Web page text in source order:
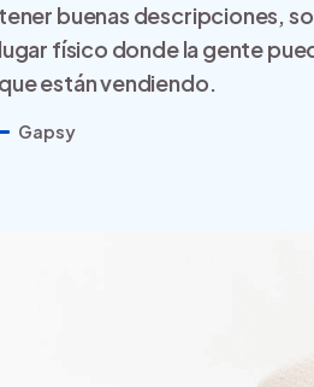
tener buenas descripciones,
lugar físico donde la gente
que están vendiendo.
Gapsy